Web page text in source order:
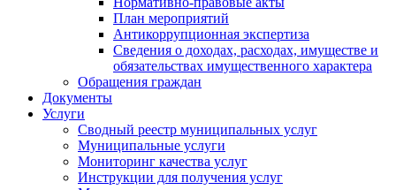
План мероприятий
Антикоррупционная экспертиза
Сведения о доходах, расходах, имуществе и
обязательствах имущественного характера
Обращения граждан
Документы
Услуги
Сводный реестр муниципальных услуг
Муниципальные услуги
Мониторинг качества услуг
Инструкции для получения услуг